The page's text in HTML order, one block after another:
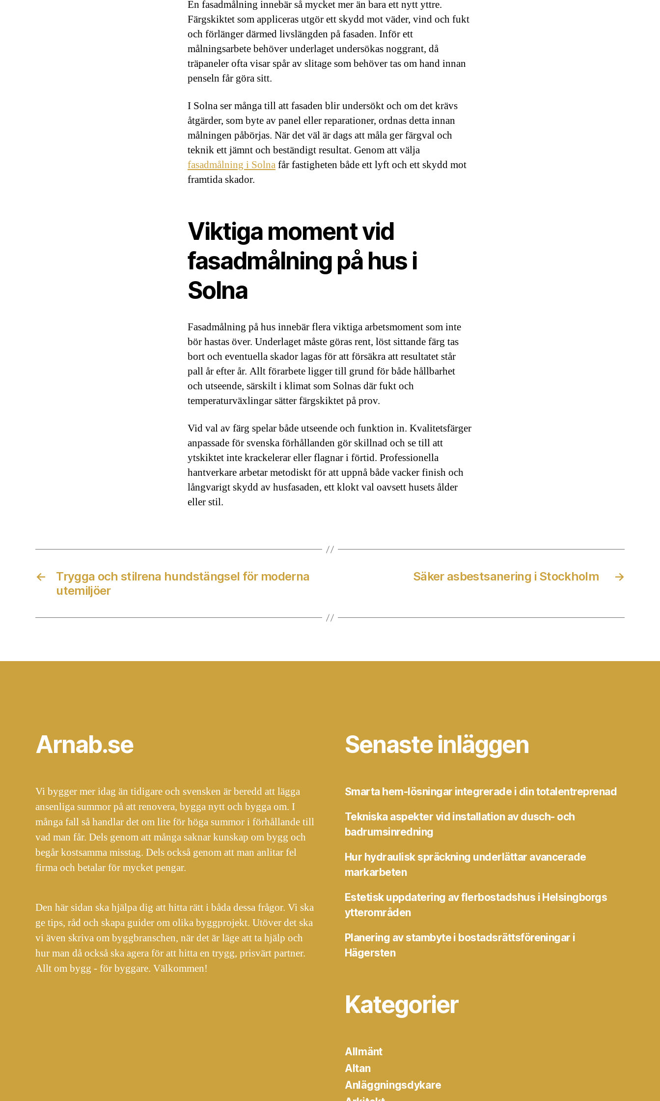
En fasadmålning innebär så mycket mer än bara ett nytt yttre.
Färgskiktet som appliceras utgör ett skydd mot väder, vind och fukt
och förlänger därmed livslängden på fasaden. Inför ett
målningsarbete behöver underlaget undersökas noggrant, då
träpaneler ofta visar spår av slitage som behöver tas om hand innan
penseln får göra sitt.
I Solna ser många till att fasaden blir undersökt och om det krävs
åtgärder, som byte av panel eller reparationer, ordnas detta innan
målningen påbörjas. När det väl är dags att måla ger färgval och
teknik ett jämnt och beständigt resultat. Genom att välja
fasadmålning i Solnafår fastigheten både ett lyft och ett skydd mot
framtida skador.
Viktiga moment vid
fasadmålning på hus i
Solna
Fasadmålning på hus innebär flera viktiga arbetsmoment som inte
bör hastas över. Underlaget måste göras rent, löst sittande färg tas
bort och eventuella skador lagas för att försäkra att resultatet står
pall år efter år. Allt förarbete ligger till grund för både hållbarhet
och utseende, särskilt i klimat som Solnas där fukt och
temperaturväxlingar sätter färgskiktet på prov.
Vid val av färg spelar både utseende och funktion in. Kvalitetsfärger
anpassade för svenska förhållanden gör skillnad och se till att
ytskiktet inte krackelerar eller flagnar i förtid. Professionella
hantverkare arbetar metodiskt för att uppnå både vacker finish och
långvarigt skydd av husfasaden, ett klokt val oavsett husets ålder
eller stil.
←
Trygga och stilrena hundstängsel för moderna
utemiljöer
→
Säker asbestsanering i Stockholm
Arnab.se
Vi bygger mer idag än tidigare och svensken är beredd att lägga
ansenliga summor på att renovera, bygga nytt och bygga om. I
många fall så handlar det om lite för höga summor i förhållande till
vad man får. Dels genom att många saknar kunskap om bygg och
begår kostsamma misstag. Dels också genom att man anlitar fel
firma och betalar för mycket pengar.
Den här sidan ska hjälpa dig att hitta rätt i båda dessa frågor. Vi ska
ge tips, råd och skapa guider om olika byggprojekt. Utöver det ska
vi även skriva om byggbranschen, när det är läge att ta hjälp och
hur man då också ska agera för att hitta en trygg, prisvärt partner.
Allt om bygg - för byggare. Välkommen!
Senaste inläggen
Smarta hem-lösningar integrerade i din totalentreprenad
Tekniska aspekter vid installation av dusch- och
badrumsinredning
Hur hydraulisk spräckning underlättar avancerade
markarbeten
Estetisk uppdatering av flerbostadshus i Helsingborgs
ytterområden
Planering av stambyte i bostadsrättsföreningar i
Hägersten
Kategorier
Allmänt
Altan
Anläggningsdykare